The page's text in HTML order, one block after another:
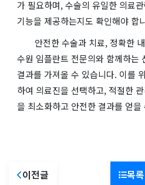
가 필요하며, 수술의 유일한 의료
기능을 제공하는지도 확인해야 합
안전한 수술과 치료, 정확한 내
수원 임플란트 전문의와 함께하는
결과를 가져올 수 있습니다. 이를
하여 의료진을 선택하고, 적절한
을 최소화하고 안전한 결과를 얻을
이전글 목록